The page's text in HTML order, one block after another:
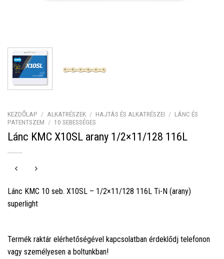
KEZDŐLAP / ALKATRÉSZEK / HAJTÁS ÉS ALKATRÉSZEI / LÁNC ÉS
PATENTSZEM / 10 SEBESSÉGES
Lánc KMC X10SL arany 1/2×11/128 116L
Lánc KMC 10 seb. X10SL – 1/2×11/128 116L Ti-N (arany)
superlight
Termék raktár elérhetőségével kapcsolatban érdeklődj telefonon
vagy személyesen a boltunkban!